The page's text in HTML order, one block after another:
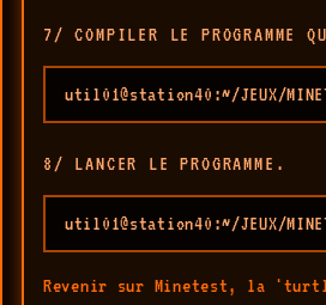
7/ COMPILER LE PROGRAMME
util01@station40:~/JEUX/
8/ LANCER LE PROGRAMME.
util01@station40:~/JEUX/
Revenir sur Minetest, la